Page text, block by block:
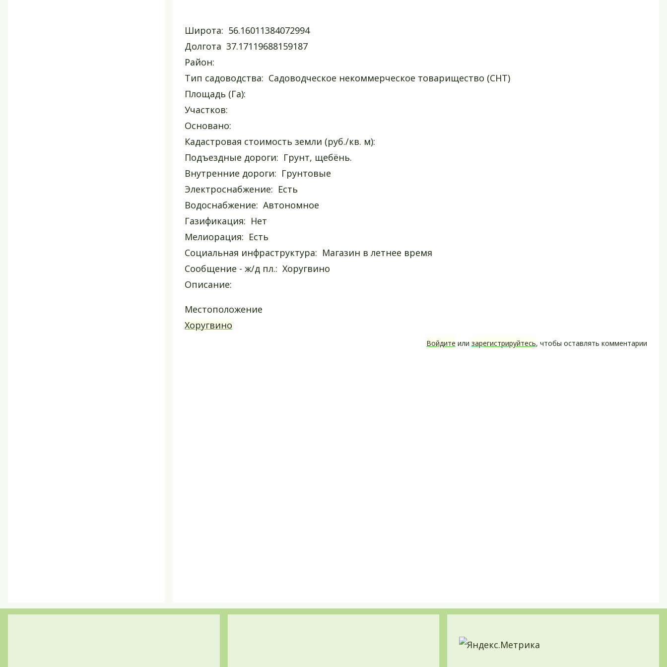
Широта: 56.16011384072994
Долгота 37.17119688159187
Район:
Тип садоводства: Садоводческое некоммерческое товарищество (СНТ)
Площадь (Га):
Участков:
Основано:
Кадастровая стоимость земли (руб./кв. м):
Подъездные дороги: Грунт, щебёнь.
Внутренние дороги: Грунтовые
Электроснабжение: Есть
Водоснабжение: Автономное
Газификация: Нет
Мелиорация: Есть
Социальная инфраструктура: Магазин в летнее время
Сообщение - ж/д пл.: Хоругвино
Описание:
Местоположение
Хоругвино
Войдите или зарегистрируйтесь, чтобы оставлять комментарии